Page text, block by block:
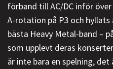
förband till AC/DC inför
A-rotation på P3 och hyllats
bästa Heavy Metal-band –
som upplevt deras
är inte bara en spelning,